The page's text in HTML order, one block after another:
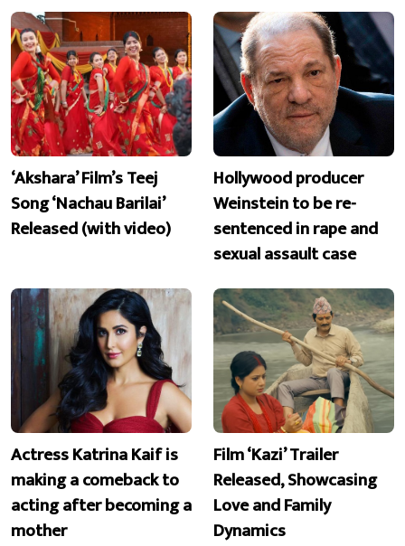
‘Akshara’ Film’s Teej
Song ‘Nachau Barilai’
Released (with video)
Hollywood producer
Weinstein to be re-
sentenced in rape and
sexual assault case
Actress Katrina Kaif is
making a comeback to
acting after becoming a
mother
Film ‘Kazi’ Trailer
Released, Showcasing
Love and Family
Dynamics